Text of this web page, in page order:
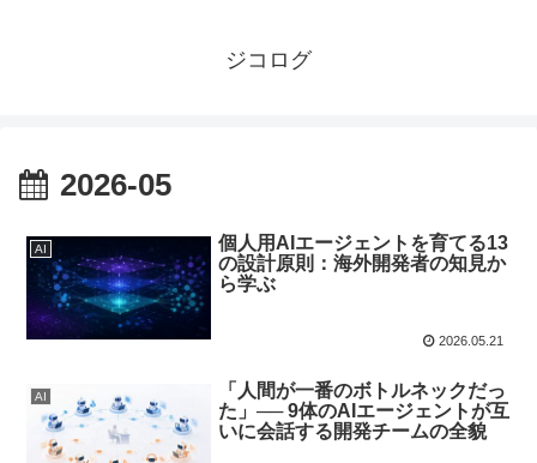
ジコログ
2026-05
AI
個人用AIエージェントを育てる13
の設計原則：海外開発者の知見か
ら学ぶ
2026.05.21
AI
「人間が一番のボトルネックだっ
た」── 9体のAIエージェントが互
いに会話する開発チームの全貌